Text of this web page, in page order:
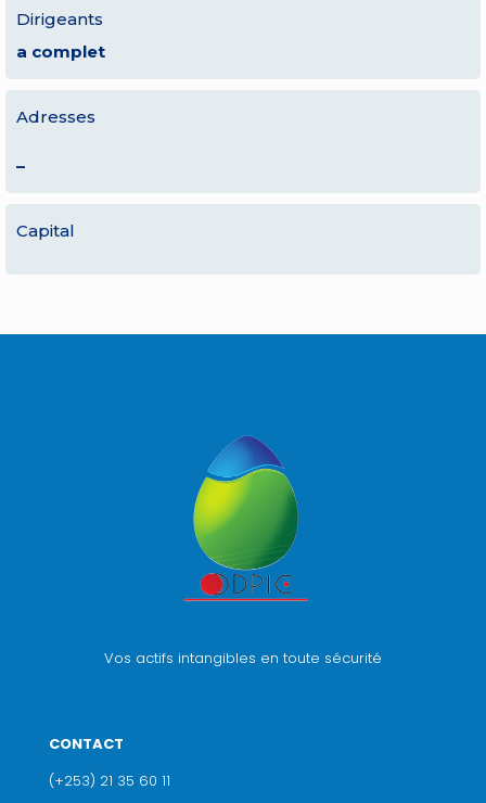
Dirigeants
a complet
Adresses
–
Capital
Vos actifs intangibles en toute sécurité
CONTACT
(+253) 21 35 60 11